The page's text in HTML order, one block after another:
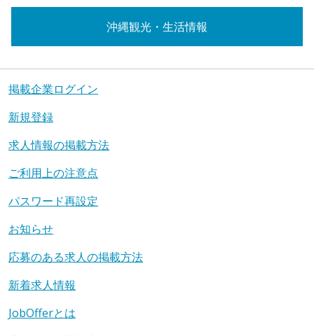
沖縄観光・生活情報
掲載企業ログイン
新規登録
求人情報の掲載方法
ご利用上の注意点
パスワード再設定
お知らせ
応募のある求人の掲載方法
新着求人情報
JobOfferとは